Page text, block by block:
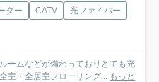
ター CATV
光ファイバー
ームなどが備わっておりとても充
室・全居室フローリング...
もっと